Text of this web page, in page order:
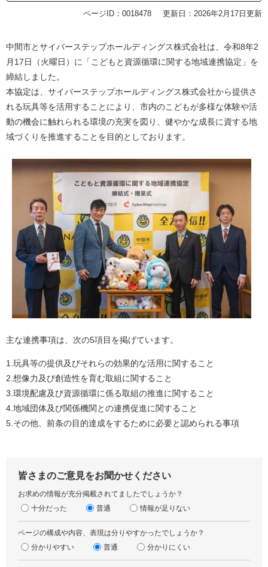
ページID：0018478 更新日：2026年2月17日更新
​中間市とサイバーステップホールディングス株式会社​は、令和8年2
月17日（火曜日）に「こどもと資源循環に関する地域連携協定」を
締結しました。
本協定は、サイバーステップホールディングス株式会社から提供さ
れる玩具等を活用することにより、市内のこどもが多様な体験や活
動の機会に触れられる環境の充実を図り、健やかな成長に資する地
域づくりを推進することを目的としております。
主な連携事項は、次の5項目を掲げています。
1.玩具等の提供及びそれらの効果的な活用に関すること
2.想像力及び創造性を育む取組に関すること
3.環境配慮及び資源循環に係る取組の推進に関すること
4.地域団体及び関係機関との連携促進に関すること
5.その他、前条の目的達成をするために必要と認められる事項
皆さまのご意見をお聞かせください
お求めの情報が充分掲載されてましたでしょうか？
十分だった
普通 情報が足りない
ページの構成や内容、表現は分りやすかったでしょうか？
分かりやすい
普通 分かりにくい